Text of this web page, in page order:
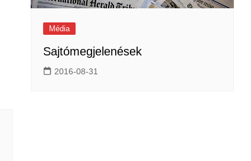
Média
Sajtómegjelenések
2016-08-31